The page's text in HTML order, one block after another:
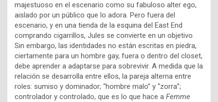
majestuoso en el escenario como su fabuloso alter ego,
aislado por un público que lo adora. Pero fuera del
escenario, y en una tienda de la esquina del East End
comprando cigarrillos, Jules se convierte en un objetivo.
Sin embargo, las identidades no están escritas en piedra,
ciertamente para un hombre gay, fuera o dentro del closet,
debe aprender a adaptarse para sobrevivir. A medida que la
relación se desarrolla entre ellos, la pareja alterna entre
roles: sumiso y dominador; “hombre malo” y “zorra”;
controlador y controlado, que es lo que hace a Femme